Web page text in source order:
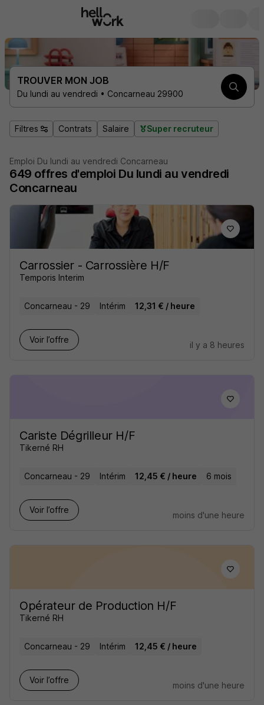
TROUVER MON JOB
Du lundi au vendredi • Concarneau 29900
Filtres Contrats Salaire Super recruteur
Emploi Du lundi au vendredi Concarneau
649 offres d'emploi Du lundi au vendredi
Concarneau
Carrossier - Carrossière H/F
Temporis Interim
Concarneau - 29 Intérim 12,31 € / heure
Voir l’offre
il y a 8 heures
Cariste Dégrilleur H/F
Tikerné RH
Concarneau - 29 Intérim 12,45 € / heure 6 mois
Voir l’offre
moins d'une heure
Opérateur de Production H/F
Tikerné RH
Concarneau - 29 Intérim 12,45 € / heure
Voir l’offre
moins d'une heure